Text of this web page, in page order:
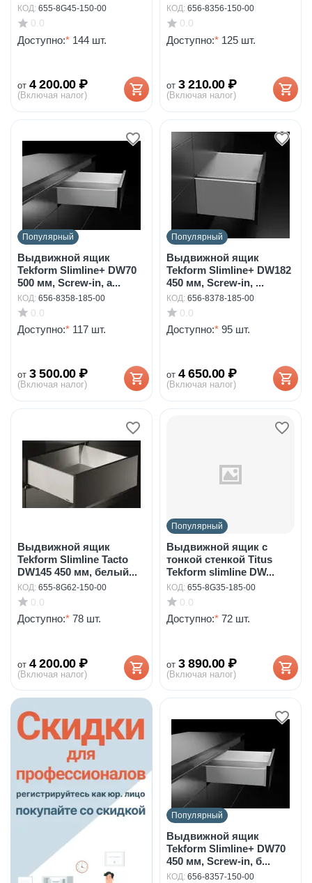
КОД: 655-8G45-150-00
0.0
Доступно:* 144 шт.
от 4 200.00 ₽
(Включая налог)
КОД: 656-8356-150-00
0.0
Доступно:* 125 шт.
от 3 210.00 ₽
(Включая налог)
Популярный
Выдвижной ящик
Tekform Slimline+ DW70
500 мм, Screw-in, а...
КОД: 656-8358-185-00
0.0
Доступно:* 117 шт.
от 3 500.00 ₽
(Включая налог)
Популярный
Выдвижной ящик
Tekform Slimline+ DW182
450 мм, Screw-in, ...
КОД: 656-8378-185-00
0.0
Доступно:* 95 шт.
от 4 650.00 ₽
(Включая налог)
Выдвижной ящик
Tekform Slimline Tacto
DW145 450 мм, белый...
КОД: 655-8G62-150-00
0.0
Доступно:* 78 шт.
от 4 200.00 ₽
(Включая налог)
Популярный
Выдвижной ящик с
тонкой стенкой Titus
Tekform slimline DW...
КОД: 655-8G35-185-00
0.0
Доступно:* 72 шт.
от 3 890.00 ₽
(Включая налог)
Популярный
Выдвижной ящик
Tekform Slimline+ DW70
450 мм, Screw-in, б...
КОД: 656-8357-150-00